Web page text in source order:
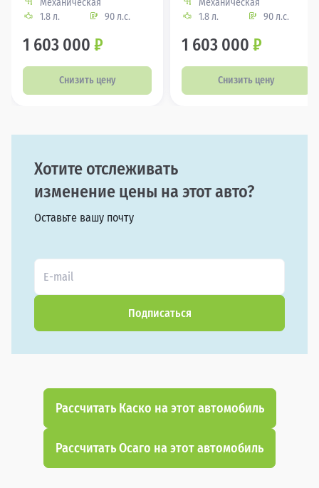
Механическая
1.8 л.
90 л.с.
1 603 000 ₽
Снизить цену
Механическая
1.8 л.
90 л.с.
1 603 000 ₽
Снизить цену
Хотите отслеживать
изменение цены на этот авто?
Оставьте вашу почту
Подписаться
Рассчитать Каско на этот автомобиль
Рассчитать Осаго на этот автомобиль